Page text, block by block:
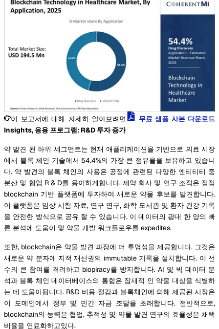
이 보고서에 대해 자세히 알아보려면
무료 샘플 사본 다운로드
Insights, 응용 프로그램: R&D 투자 증가
약 발견 된 하위 세그먼트는 현재 애플리케이션을 기반으로 의료 시장
에서 블록 체인 기술에서 54.4%의 가장 큰 점유율을 보유하고 있습니
다. 약 발견의 블록 체인의 사용은 공정에 관련된 다양한 엔티티티 중
분산 및 협업 R & D를 용이하게합니다. 제약 회사 및 연구 조직은 점점
blockchain 기반 플랫폼에 투자하여 새로운 약물 후보를 발견합니다.
이 플랫폼은 임상 시험 자료, 연구 연구, 화학 도서관 및 환자 건강 기록
을 안전한 방식으로 공유 할 수 있습니다. 이 데이터의 광대 한 양의 빠
른 분석에 도움이 및 약물 개발 워크플로우를 expedites.
또한, blockchain은 약물 발견 과정에 더 투명성을 제공합니다. 그것은
새로운 약 분자에 지적 재산권의 immutable 기록을 설치합니다. 이 선
수의 큰 참여를 격려하고 biopiracy를 방지합니다. AI 및 빅 데이터 분
석과 블록 체인 데이터베이스의 통합은 잠재적 인 약물 대상을 식별하
는 데 도움이됩니다. R&D 비용 절감과 블록체인에 의해 제공된 시장은
이 도메인에서 정부 및 민간 자금 조달을 초래합니다. 전반적으로,
blockchain의 능력은 협업, 추적성 및 약물 발견 연구의 효율성은 채택
비율을 연료화하고있다.